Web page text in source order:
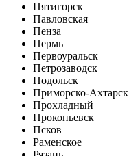
Пятигорск
Павловская
Пенза
Пермь
Первоуральск
Петрозаводск
Подольск
Приморско-Ахтарск
Прохладный
Прокопьевск
Псков
Раменское